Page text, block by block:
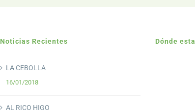
Noticias Recientes
LA CEBOLLA
16/01/2018
AL RICO HIGO
Dónde